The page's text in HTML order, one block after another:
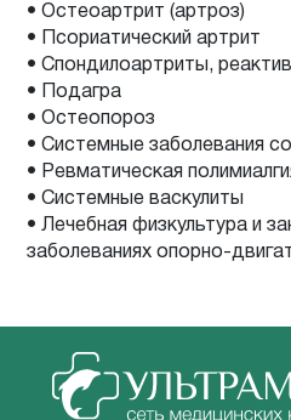
• Остеоартрит (артроз)
• Псориатический артрит
• Спондилоартриты,
• Подагра
• Остеопороз
• Системные заболевания
• Ревматическая
• Системные васкулиты
• Лечебная физкультура и
заболеваниях опорно-